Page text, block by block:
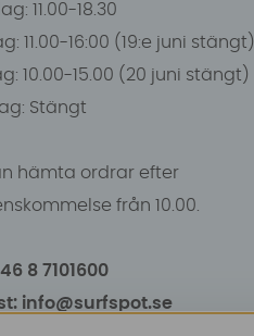
11.00-18.30
11.00-16:00 (19:e juni stängt)
10.00-15.00 (20 juni stängt)
Stängt
hämta ordrar efter
från 10.00.
8 7101600
info@surfspot.se